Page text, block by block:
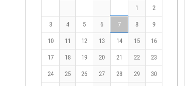
1 2
3 4 5 6 7 8 9
10 11 12 13 14 15 16
17 18 19 20 21 22 23
24 25 26 27 28 29 30